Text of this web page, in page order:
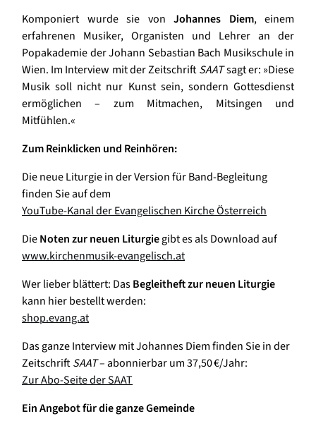
Komponiert wurde sie von Johannes Diem, einem
erfahrenen Musiker, Organisten und Lehrer an der
Popakademie der Johann Sebastian Bach Musikschule in
Wien. Im Interview mit der ZeitschriftSAATsagt er: »Diese
Musik soll nicht nur Kunst sein, sondern Gottesdienst
ermöglichen – zum Mitmachen, Mitsingen und
Mitfühlen.«
Zum Reinklicken und Reinhören:
Die neue Liturgie in der Version für Band-Begleitung
finden Sie auf dem
YouTube-Kanal der Evangelischen Kirche Österreich
DieNoten zur neuen Liturgiegibt es als Download auf
www.kirchenmusik-evangelisch.at
Wer lieber blättert: DasBegleitheft zur neuen Liturgie
kann hier bestellt werden:
shop.evang.at
Das ganze Interview mit Johannes Diem finden Sie in der
ZeitschriftSAAT– abonnierbar um 37,50 €/Jahr:
Zur Abo-Seite der SAAT
Ein Angebot für die ganze Gemeinde